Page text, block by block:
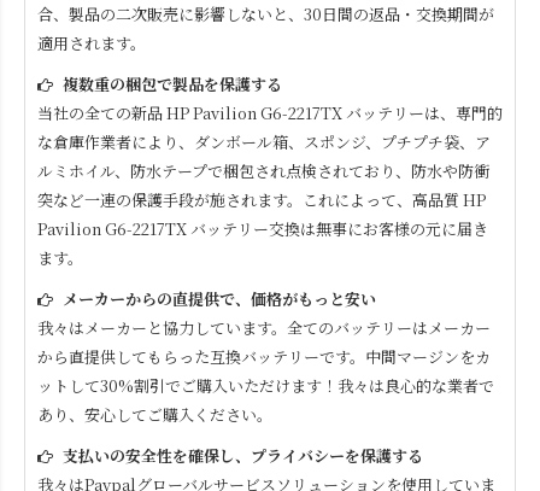
合、製品の二次販売に影響しないと、30日間の返品・交換期間が
適用されます。
複数重の梱包で製品を保護する
当社の全ての新品HP Pavilion G6-2217TX バッテリーは、専門的
な倉庫作業者により、ダンボール箱、スポンジ、プチプチ袋、ア
ルミホイル、防水テープで梱包され点検されており、防水や防衝
突など一連の保護手段が施されます。これによって、高品質 HP
Pavilion G6-2217TX バッテリー交換は無事にお客様の元に届き
ます。
メーカーからの直提供で、価格がもっと安い
我々はメーカーと協力しています。全てのバッテリーはメーカー
から直提供してもらった互換バッテリーです。中間マージンをカ
ットして30%割引でご購入いただけます！我々は良心的な業者で
あり、安心してご購入ください。
支払いの安全性を確保し、プライバシーを保護する
我々はPaypalグローバルサービスソリューションを使用していま